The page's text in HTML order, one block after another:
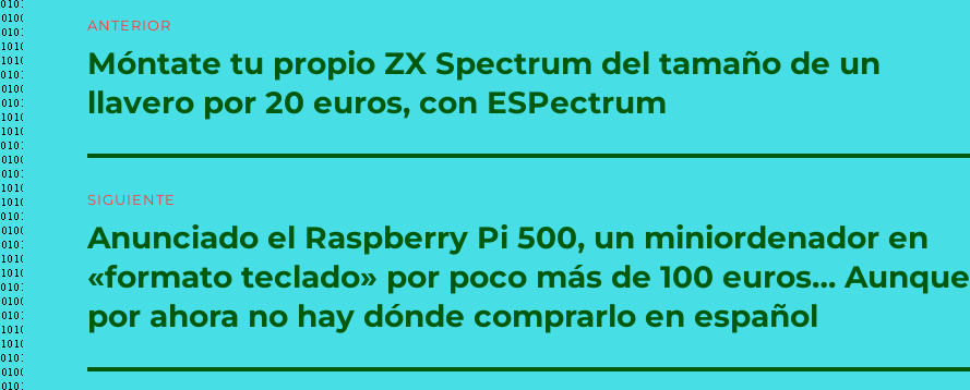
de
entradas
ANTERIOR
Entrada
anterior:
Móntate tu propio ZX Spectrum del tamaño de un
llavero por 20 euros, con ESPectrum
SIGUIENTE
Entrada
siguiente:
Anunciado el Raspberry Pi 500, un miniordenador en
«formato teclado» por poco más de 100 euros… Aunque
por ahora no hay dónde comprarlo en español